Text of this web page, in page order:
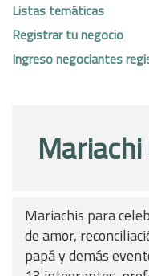
Listas temáticas
Registrar tu negocio
Ingreso negociantes
Mariachis para
de amor,
papá y demás